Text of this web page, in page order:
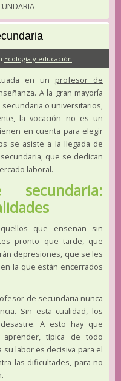
Ecología y educación
en un profesor de
A la gran mayoría
o universitarios,
la vocación no es un
en cuenta para elegir
se asiste a la llegada de
que se dedican
laboral.
que enseñan sin
pronto que tarde, que
depresiones, que se les
la que están encerrados
de secundaria nunca
Sin esta cualidad, los
A esto hay que
típica de todo
labor es decisiva para el
las dificultades, para no